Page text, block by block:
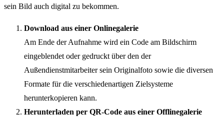
sein Bild auch digital zu bekommen.
Download aus einer Onlinegalerie
Am Ende der Aufnahme wird ein Code am Bildschirm
eingeblendet oder gedruckt über den der
Außendienstmitarbeiter sein Originalfoto sowie die diversen
Formate für die verschiedenartigen Zielsysteme
herunterkopieren kann.
Herunterladen per QR-Code aus einer Offlinegalerie